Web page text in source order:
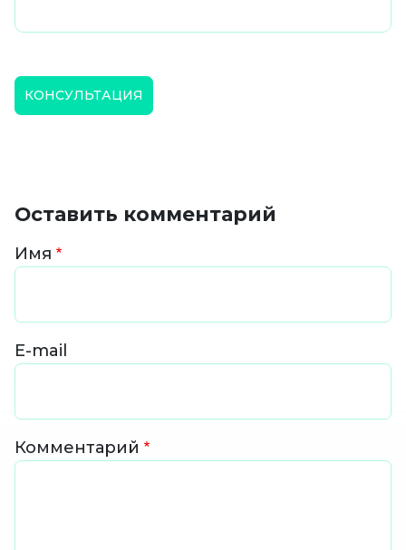
КОНСУЛЬТАЦИЯ
Оставить комментарий
Имя
E-mail
Комментарий